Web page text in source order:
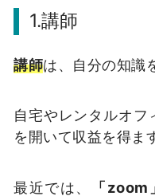
1.講師
講師は、自分の知識
自宅やレンタルオフ
を開いて収益を得ま
最近では、
「